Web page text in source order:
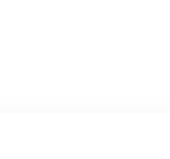
e se